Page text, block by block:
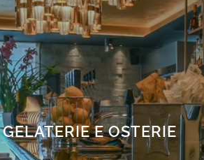
SHOPPING E SERVIZI
E OSTERIE